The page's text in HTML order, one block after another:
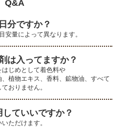
Q&A
分ですか？
安量によって異なります。
は入ってますか？
はじめとして着色料や
植物エキス、香料、鉱物油、すべて
おりません。
ていいですか？
ただけます。